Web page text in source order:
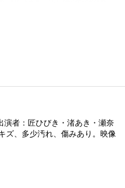
演者：匠ひびき・渚あき・瀬奈
ズ、多少汚れ、傷みあり。映像